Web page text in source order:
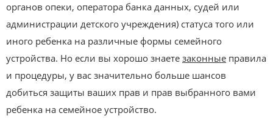
органов опеки, оператора банка данных, судей или
администрации детского учреждения) статуса того или
иного ребенка на различные формы семейного
устройства. Но если вы хорошо знаете законные правила
и процедуры, у вас значительно больше шансов
добиться защиты ваших прав и прав выбранного вами
ребенка на семейное устройство.